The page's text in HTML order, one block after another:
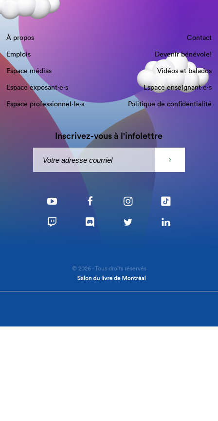
À propos
Contact
Emplois
Devenir bénévole!
Espace médias
Vidéos et balados
Espace exposant·e⋅s
Espace enseignant·e⋅s
Espace professionnel·le⋅s
Politique de confidentialité
Inscrivez-vous à l'infolettre
© 2026 - Tous droits réservés